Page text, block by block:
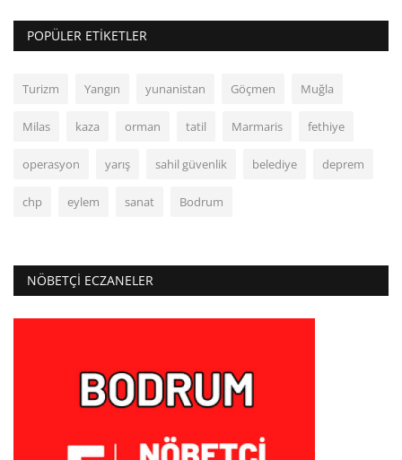
POPÜLER ETIKETLER
Turizm Yangın yunanistan Göçmen Muğla
Milas kaza orman tatil Marmaris fethiye
operasyon yarış sahil güvenlik belediye deprem
chp eylem sanat Bodrum
NÖBETÇI ECZANELER